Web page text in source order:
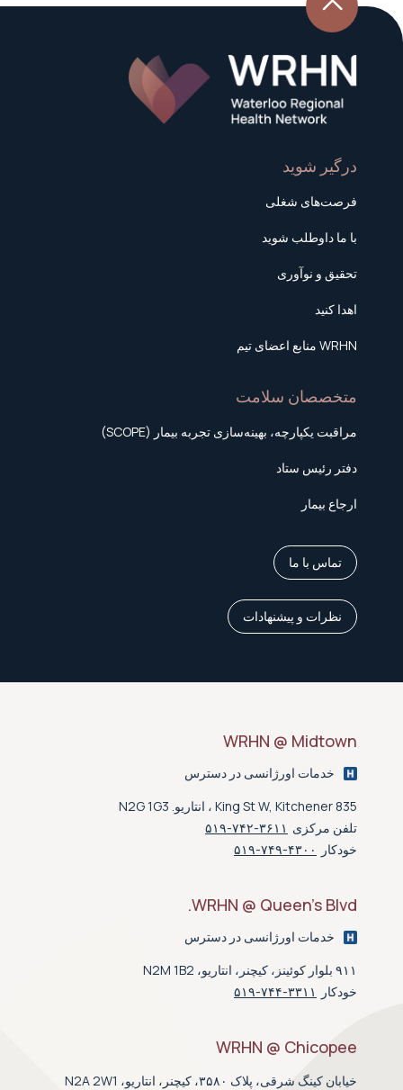
درگیر شوید
فرصت‌های شغلی
با ما داوطلب شوید
تحقیق و نوآوری
اهدا کنید
WRHN منابع اعضای تیم
متخصصان سلامت
مراقبت یکپارچه، بهینه‌سازی تجربه بیمار (SCOPE)
دفتر رئیس ستاد
ارجاع بیمار
تماس با ما
نظرات و پیشنهادات
WRHN @ Midtown
خدمات اورژانسی در دسترس
835 King St W, Kitchener ، انتاریو. N2G 1G3
تلفن مرکزی ۵۱۹-۷۴۲-۳۶۱۱
خودکار
۵۱۹-۷۴۹-۴۳۰۰
WRHN @ Queen’s Blvd.
خدمات اورژانسی در دسترس
۹۱۱ بلوار کوئینز، کیچنر، انتاریو، N2M 1B2
خودکار
۵۱۹-۷۴۴-۳۳۱۱
WRHN @ Chicopee
خیابان کینگ شرقی، پلاک ۳۵۸۰، کیچنر، انتاریو، N2A 2W1